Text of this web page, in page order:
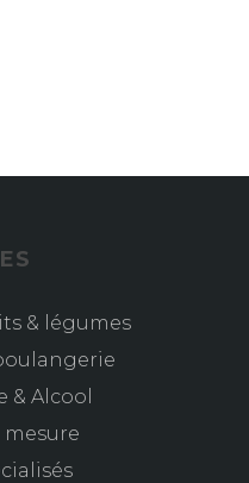
& légumes
& Alcool